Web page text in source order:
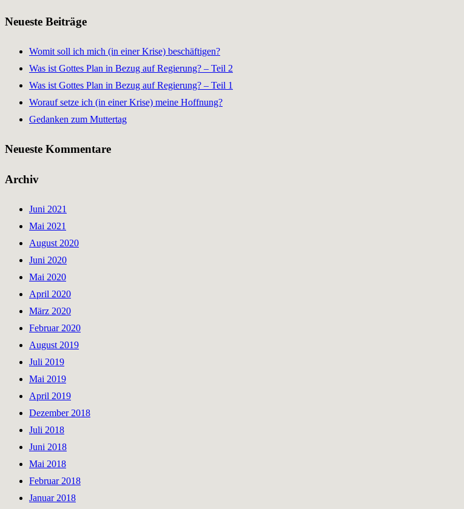
Neueste Beiträge
Womit soll ich mich (in einer Krise) beschäftigen?
Was ist Gottes Plan in Bezug auf Regierung? – Teil 2
Was ist Gottes Plan in Bezug auf Regierung? – Teil 1
Worauf setze ich (in einer Krise) meine Hoffnung?
Gedanken zum Muttertag
Neueste Kommentare
Archiv
Juni 2021
Mai 2021
August 2020
Juni 2020
Mai 2020
April 2020
März 2020
Februar 2020
August 2019
Juli 2019
Mai 2019
April 2019
Dezember 2018
Juli 2018
Juni 2018
Mai 2018
Februar 2018
Januar 2018